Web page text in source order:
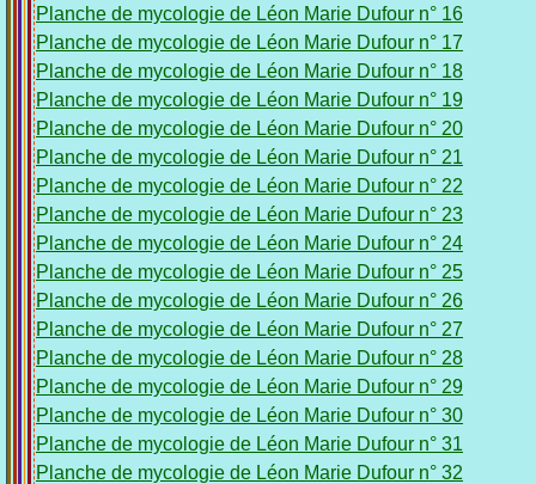
Planche de mycologie de Léon Marie Dufour n° 16
Planche de mycologie de Léon Marie Dufour n° 17
Planche de mycologie de Léon Marie Dufour n° 18
Planche de mycologie de Léon Marie Dufour n° 19
Planche de mycologie de Léon Marie Dufour n° 20
Planche de mycologie de Léon Marie Dufour n° 21
Planche de mycologie de Léon Marie Dufour n° 22
Planche de mycologie de Léon Marie Dufour n° 23
Planche de mycologie de Léon Marie Dufour n° 24
Planche de mycologie de Léon Marie Dufour n° 25
Planche de mycologie de Léon Marie Dufour n° 26
Planche de mycologie de Léon Marie Dufour n° 27
Planche de mycologie de Léon Marie Dufour n° 28
Planche de mycologie de Léon Marie Dufour n° 29
Planche de mycologie de Léon Marie Dufour n° 30
Planche de mycologie de Léon Marie Dufour n° 31
Planche de mycologie de Léon Marie Dufour n° 32